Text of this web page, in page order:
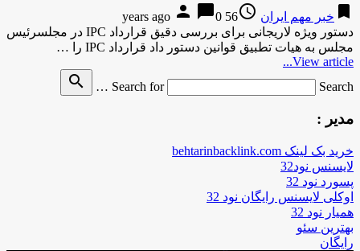
bookmark خبر مهم ایران access_time
56 years ago
person chat_bubble0
دستور ویژه لاریجانی برای بررسی دقیق قرارداد IPC در مجلسرئیس
مجلس به هیات تطبیق قوانین دستور داد قرارداد IPC را …
View article...
Search for
Search …
search
مدیر :
خرید بک لینک behtarinbacklink.com
لایسنس نود32
پسورد نود 32
اوکلی لایسنس رایگان نود 32
همیار نود 32
بهترین سئو
رایگان